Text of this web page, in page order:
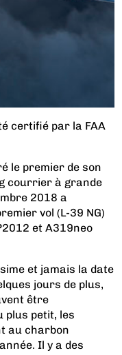
certifié par la FAA
le premier de son
courrier à grande
2018 a
vol (L-39 NG)
et A319neo
et jamais la date
jours de plus,
être
plus petit, les
au charbon
Il y a des